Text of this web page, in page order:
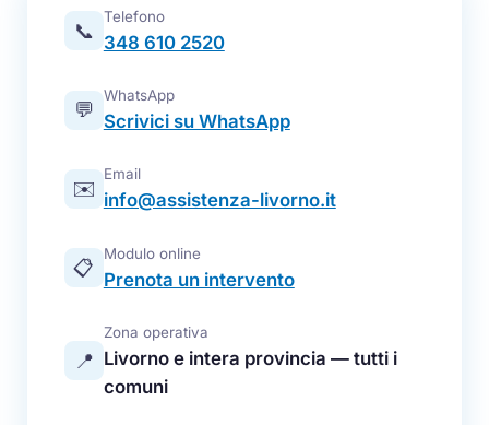
📞
Telefono
348 610 2520
💬
WhatsApp
Scrivici su WhatsApp
✉️
Email
info@assistenza-livorno.it
📋
Modulo online
Prenota un intervento
📍
Zona operativa
Livorno e intera provincia — tutti i
comuni